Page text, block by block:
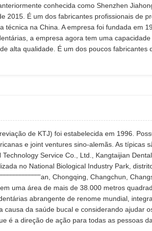
conhecida como Shenzhen
2015. É um dos fabricantes profissionais de
técnica na China. A empresa foi fundada em
a empresa agora tem uma
alta qualidade. É um dos poucos
de KTJ) foi estabelecida em 1996.
e joint ventures sino-alemãs. As típicas
Service Co., Ltd., Kangtaijian
no National Biological Industry Park,
Chongqing, Changchun,
uma área de mais de 38.000 metros
abrangente de renome mundial,
causa da saúde bucal e considerando ajudar
é a direção de ação para todas as pessoas da